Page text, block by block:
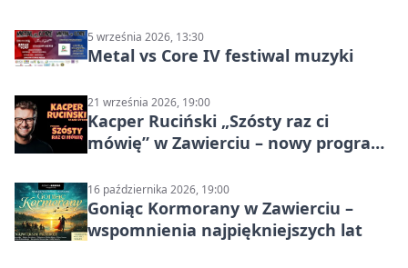
5 września 2026, 13:30
Metal vs Core IV festiwal muzyki
21 września 2026, 19:00
Kacper Ruciński „Szósty raz ci
mówię” w Zawierciu – nowy program
16 października 2026, 19:00
Goniąc Kormorany w Zawierciu –
wspomnienia najpiękniejszych lat